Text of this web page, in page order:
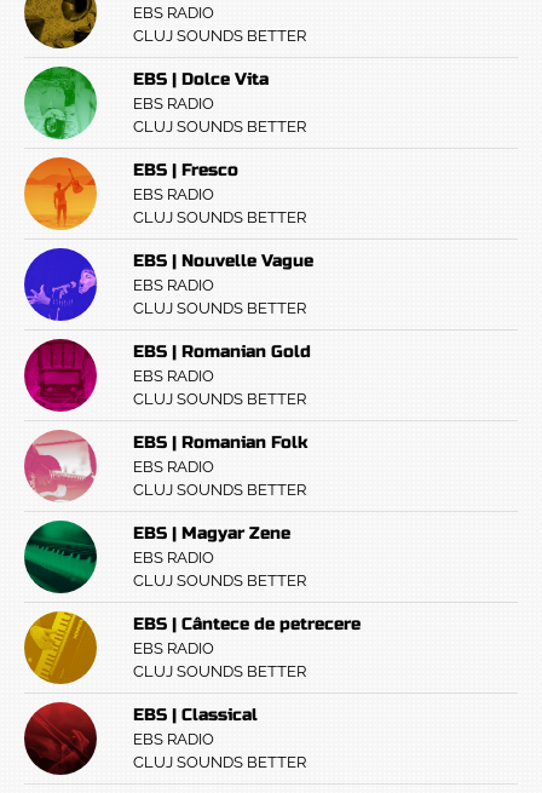
EBS RADIO
CLUJ SOUNDS BETTER
EBS | Dolce Vita
EBS RADIO
CLUJ SOUNDS BETTER
EBS | Fresco
EBS RADIO
CLUJ SOUNDS BETTER
EBS | Nouvelle Vague
EBS RADIO
CLUJ SOUNDS BETTER
EBS | Romanian Gold
EBS RADIO
CLUJ SOUNDS BETTER
EBS | Romanian Folk
EBS RADIO
CLUJ SOUNDS BETTER
EBS | Magyar Zene
EBS RADIO
CLUJ SOUNDS BETTER
EBS | Cântece de petrecere
EBS RADIO
CLUJ SOUNDS BETTER
EBS | Classical
EBS RADIO
CLUJ SOUNDS BETTER